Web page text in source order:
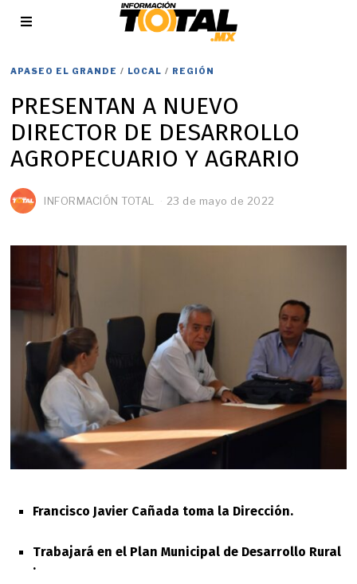
APASEO EL GRANDE / LOCAL / REGIÓN
PRESENTAN A NUEVO
DIRECTOR DE DESARROLLO
AGROPECUARIO Y AGRARIO
INFORMACIÓN TOTAL 23 de mayo de 2022
e
d
e
2
2
2
Francisco Javier Cañada toma la Dirección.
Trabajará en el Plan Municipal de Desarrollo Rural
.